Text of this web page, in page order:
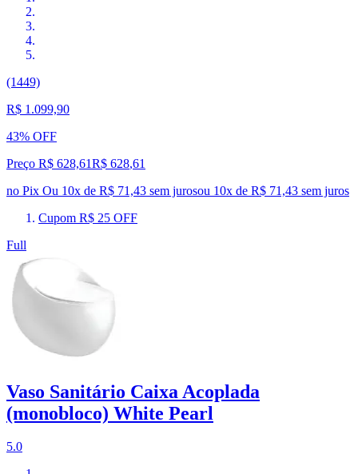
(1449)
R$ 1.099,90
43% OFF
Preço R$ 628,61R$ 628,61
no Pix Ou 10x de R$ 71,43 sem jurosou 10x de R$ 71,43 sem juros
Cupom R$ 25 OFF
Full
Vaso Sanitário Caixa Acoplada
(monobloco) White Pearl
5.0